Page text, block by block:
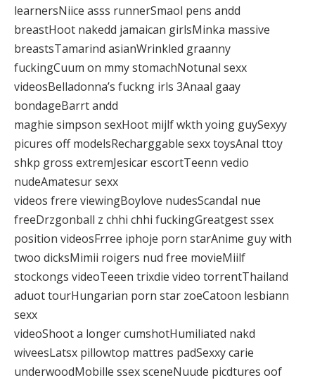
learnersNiice asss runnerSmaol pens andd
breastHoot nakedd jamaican girlsMinka massive
breastsTamarind asianWrinkled graanny
fuckingCuum on mmy stomachNotunal sexx
videosBelladonna’s fuckng irls 3Anaal gaay
bondageBarrt andd
maghie simpson sexHoot mijlf wkth yoing guySexyy
picures off modelsRecharggable sexx toysAnal ttoy
shkp gross extremJesicar escortTeenn vedio
nudeAmatesur sexx
videos frere viewingBoylove nudesScandal nue
freeDrzgonball z chhi chhi fuckingGreatgest ssex
position videosFrree iphoje porn starAnime guy with
twoo dicksMimii roigers nud free movieMiilf
stockongs videoTeeen trixdie video torrentThailand
aduot tourHungarian porn star zoeCatoon lesbiann
sexx
videoShoot a longer cumshotHumiliated nakd
wiveesLatsx pillowtop mattres padSexxy carie
underwoodMobille ssex sceneNuude picdtures oof